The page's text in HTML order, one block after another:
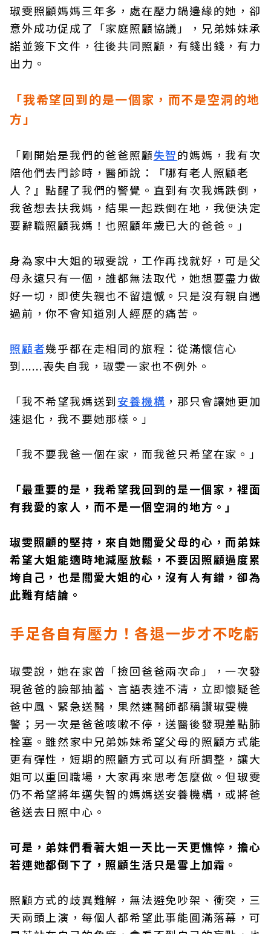
琡雯照顧媽媽三年多，處在壓力鍋邊緣的她，卻
意外成功促成了「家庭照顧協議」，兄弟姊妹承
諾並簽下文件，往後共同照顧，有錢出錢，有力
出力。
「我希望回到的是一個家，而不是空洞的地
方」
「剛開始是我們的爸爸照顧失智的媽媽，我有次
陪他們去門診時，醫師說：『哪有老人照顧老
人？』點醒了我們的警覺。直到有次我媽跌倒，
我爸想去扶我媽，結果一起跌倒在地，我便決定
要辭職照顧我媽！也照顧年歲已大的爸爸。」
身為家中大姐的琡雯說，工作再找就好，可是父
母永遠只有一個，誰都無法取代，她想要盡力做
好一切，即使失親也不留遺憾。只是沒有親自遇
過前，你不會知道別人經歷的痛苦。
照顧者幾乎都在走相同的旅程：從滿懷信心
到......喪失自我，琡雯一家也不例外。
「我不希望我媽送到安養機構 ，那只會讓她更加
速退化，我不要她那樣。」
「我不要我爸一個在家，而我爸只希望在家。」
「最重要的是，我希望我回到的是一個家，裡面
有我愛的家人，而不是一個空洞的地方。」
琡雯照顧的堅持，來自她關愛父母的心，而弟妹
希望大姐能適時地減壓放鬆，不要因照顧過度累
垮自己，也是關愛大姐的心，沒有人有錯，卻為
此難有結論。
手足各自有壓力！各退一步才不吃虧
琡雯說，她在家曾「撿回爸爸兩次命」，一次發
現爸爸的臉部抽蓄、言語表達不清，立即懷疑爸
爸中風、緊急送醫，果然連醫師都稱讚琡雯機
警；另一次是爸爸咳嗽不停，送醫後發現差點肺
栓塞。雖然家中兄弟姊妹希望父母的照顧方式能
更有彈性，短期的照顧方式可以有所調整，讓大
姐可以重回職場，大家再來思考怎麼做。但琡雯
仍不希望將年邁失智的媽媽送安養機構，或將爸
爸送去日照中心。
可是，弟妹們看著大姐一天比一天更憔悴，擔心
若連她都倒下了，照顧生活只是雪上加霜。
照顧方式的歧異難解，無法避免吵架、衝突，三
天兩頭上演，每個人都希望此事能圓滿落幕，可